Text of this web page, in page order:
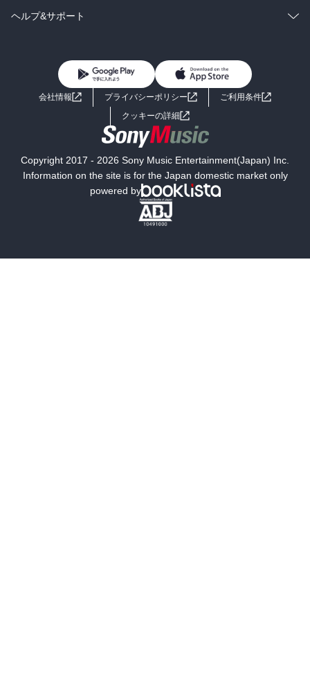
BL・TL
雑誌・グラビア
ラノベ
コミック
ライトノベル 男子向けラノベ
小説
海外小説
ミステリー SF
文学
ヘルプ&サポート
よくあるご質問 お問い合わせ
会社情報 プライバシーポリシー
ご利用条件
クッキーの詳細
Copyright 2017 - 2026 Sony Music Entertainment(Japan) Inc.
Information on the site is for the Japan domestic market only
powered by